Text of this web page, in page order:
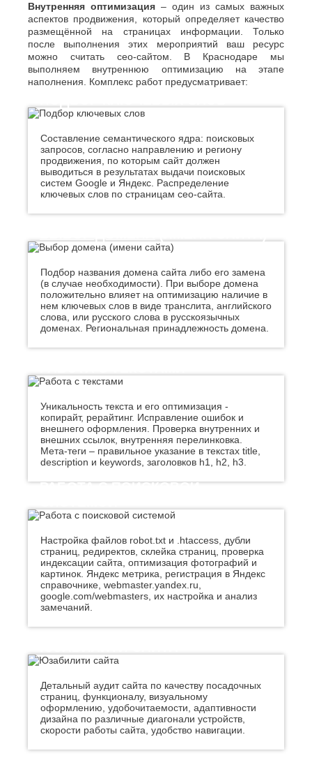
Димитровград
Е
Евпатория
Екатеринбург
Елец
Ж
Жуковский
Златоуст
Иваново
Й
Йошкар-
Ола
Казань
Уральский
Каспийск
Кемерово
Керчь
Киров
Кисловодск
Кострома
Краснодар
Курган
Курск
Люберцы
М
Майкоп
Махачкала
Миасс
Москва
Муром
Дону
Рыбинск
Рязань
С
Салават
Санкт-
Петербург
Саранск
Сарапул
Саратов
Севастополь
Сергиев
Посад
Серпухов
Смоленск
Сочи
Ставрополь
Старый
Оскол
Стерлитамак
Судак
Сургут
Сызрань
Т
Таганрог
Тамбов
Тверь
Тольятти
Тула
Ульяновск
Ф
Феодосия
Х
Хасавюрт
Химки
Чебоксары
Челябинск
Череповец
Черкесск
Ш
Шахты
Внутренняя оптимизация – один из самых важных
аспектов продвижения, который определяет качество
размещённой на страницах информации. Только
после выполнения этих мероприятий ваш ресурс
можно считать сео-сайтом. В Краснодаре мы
выполняем внутреннюю оптимизацию на этапе
наполнения. Комплекс работ предусматривает:
Составление семантического ядра: поисковых
запросов, согласно направлению и региону
продвижения, по которым сайт должен
выводиться в результатах выдачи поисковых
систем Google и Яндекс. Распределение
ключевых слов по страницам ceo-сайта.
Подбор названия домена сайта либо его замена
(в случае необходимости). При выборе домена
положительно влияет на оптимизацию наличие в
нем ключевых слов в виде транслита, английского
слова, или русского слова в русскоязычных
доменах. Региональная принадлежность домена.
Уникальность текста и его оптимизация -
копирайт, рерайтинг. Исправление ошибок и
внешнего оформления. Проверка внутренних и
внешних ссылок, внутренняя перелинковка.
Мета-теги – правильное указание в текстах title,
description и keywords, заголовков h1, h2, h3.
РАБОТА С ПОИСКОВОЙ
Настройка файлов robot.txt и .htaccess, дубли
страниц, редиректов, склейка страниц, проверка
индексации сайта, оптимизация фотографий и
картинок. Яндекс метрика, регистрация в Яндекс
справочнике, webmaster.yandex.ru,
google.com/webmasters, их настройка и анализ
замечаний.
Детальный аудит сайта по качеству посадочных
страниц, функционалу, визуальному
оформлению, удобочитаемости, адаптивности
дизайна по различные диагонали устройств,
скорости работы сайта, удобство навигации.